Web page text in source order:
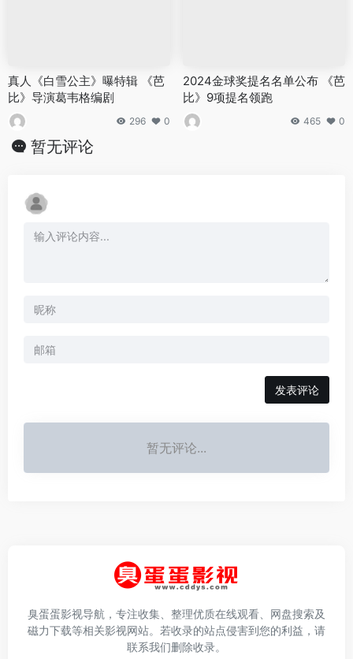
真人《白雪公主》曝特辑 《芭
比》导演葛韦格编剧
296 0
2024金球奖提名名单公布 《芭
比》9项提名领跑
465 0
暂无评论
发表评论
暂无评论...
臭蛋蛋影视导航，专注收集、整理优质在线观看、网盘搜索及
磁力下载等相关影视网站。若收录的站点侵害到您的利益，请
联系我们删除收录。